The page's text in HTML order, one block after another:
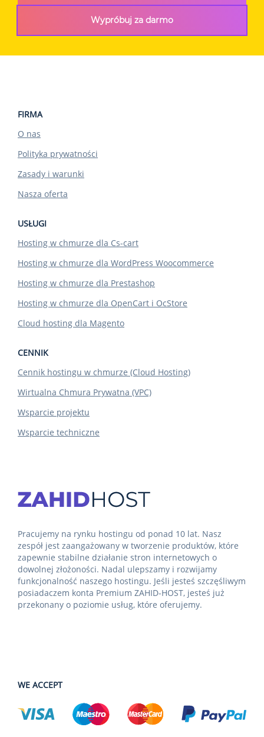
Wypróbuj za darmo
FIRMA
O nas
Polityka prywatności
Zasady i warunki
Nasza oferta
USŁUGI
Hosting w chmurze dla Cs-cart
Hosting w chmurze dla WordPress Woocommerce
Hosting w chmurze dla Prestashop
Hosting w chmurze dla OpenCart i OcStore
Cloud hosting dla Magento
CENNIK
Cennik hostingu w chmurze (Cloud Hosting)
Wirtualna Chmura Prywatna (VPC)
Wsparcie projektu
Wsparcie techniczne
Pracujemy na rynku hostingu od ponad 10 lat. Nasz
zespół jest zaangażowany w tworzenie produktów, które
zapewnie stabilne działanie stron internetowych o
dowolnej złożoności. Nadal ulepszamy i rozwijamy
funkcjonalność naszego hostingu. Jeśli jesteś szczęśliwym
posiadaczem konta Premium ZAHID-HOST, jesteś już
przekonany o poziomie usług, które oferujemy.
WE ACCEPT